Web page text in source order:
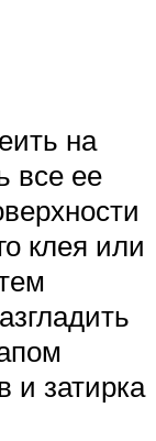
на
все ее
клея или
и затирка